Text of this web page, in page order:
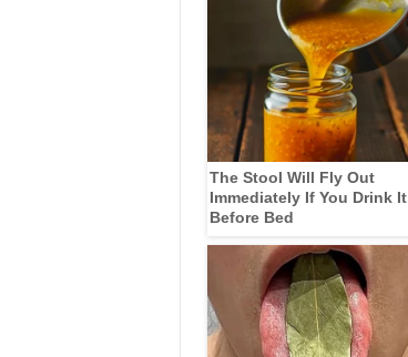
The Stool Will Fly Out
Immediately If You Drink It
Before Bed